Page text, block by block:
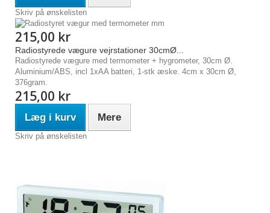
Skriv på ønskelisten
215,00 kr
Radiostyrede vægure vejrstationer 30cmØ...
Radiostyrede vægure med termometer + hygrometer, 30cm Ø.
Aluminium/ABS, incl 1xAA batteri, 1-stk æske. 4cm x 30cm Ø,
376gram.
215,00 kr
Læg i kurv Mere
Skriv på ønskelisten